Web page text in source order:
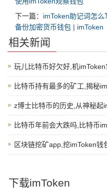
下一篇： imToken助记词怎
备份加密货币钱包 | imToken
相关新闻
玩儿比特币好欠好,机
比特币持有最多的矿工,揭秘
z博士比特币的历史,从神秘起
比特币年前会大跌吗,比特币
区块链挖矿app,挖imToken钱
下载imToken